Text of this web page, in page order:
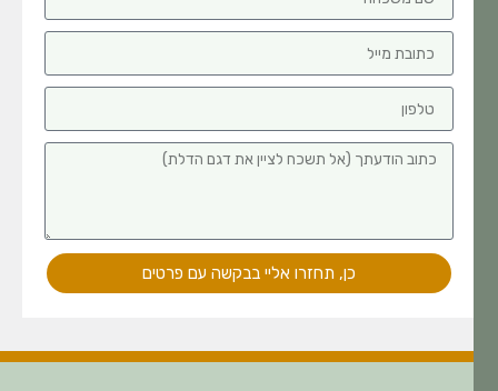
כן, תחזרו אליי בבקשה עם פרטים